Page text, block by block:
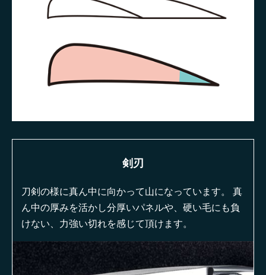
剣刃
刀剣の様に真ん中に向かって山になっています。 真
ん中の厚みを活かし分厚いパネルや、硬い毛にも負
けない、力強い切れを感じて頂けます。